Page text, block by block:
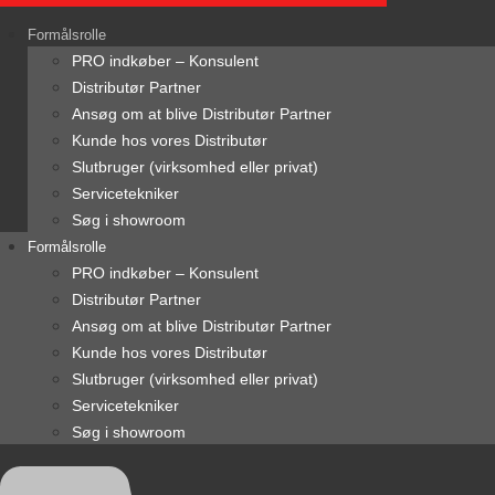
content
Formålsrolle
PRO indkøber – Konsulent
Distributør Partner
Ansøg om at blive Distributør Partner
Kunde hos vores Distributør
Slutbruger (virksomhed eller privat)
Servicetekniker
Søg i showroom
Formålsrolle
PRO indkøber – Konsulent
Distributør Partner
Ansøg om at blive Distributør Partner
Kunde hos vores Distributør
Slutbruger (virksomhed eller privat)
Servicetekniker
Søg i showroom